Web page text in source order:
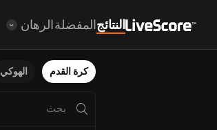
النتائجالمفضلةالرهان
كرة القدم الهوكي